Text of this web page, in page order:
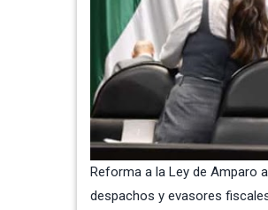
Reforma a la Ley de Amparo
despachos y evasores